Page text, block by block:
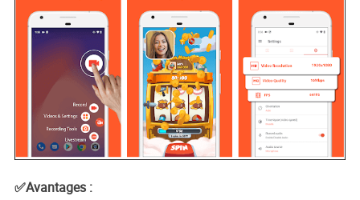
✅Avantages :